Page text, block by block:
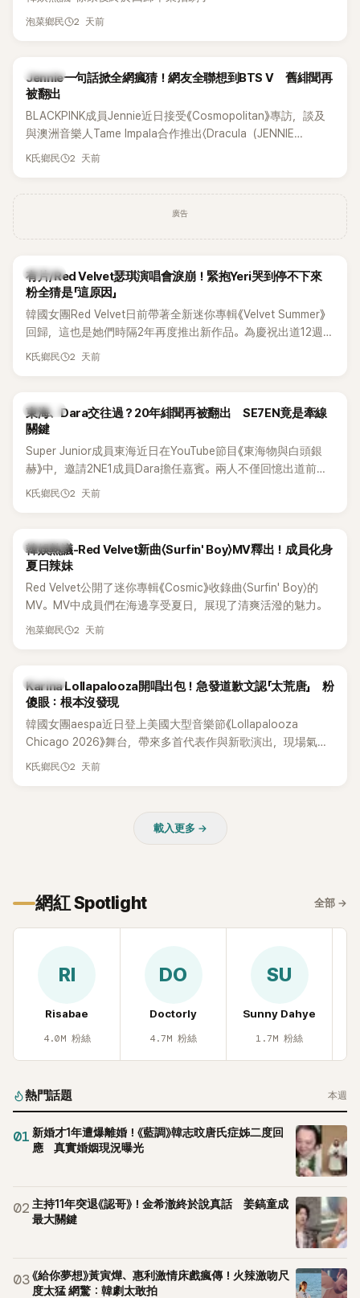
泡菜鄉民 2 天前
K-POP
Jennie一句話掀全網瘋猜！網友全聯想到BTS V 舊緋聞再
被翻出
BLACKPINK成員Jennie近日接受《Cosmopolitan》專訪，談及
與澳洲音樂人Tame Impala合作推出〈Dracula（JENNIE
Remix）〉的幕後故事，沒想到她一句關於「共同朋友」的回答，
K氏鄉民 2 天前
廣告
K-POP
有片/Red Velvet瑟琪演唱會淚崩！緊抱Yeri哭到停不下來
粉全猜是「這原因」
韓國女團Red Velvet日前帶著全新迷你專輯《Velvet Summer》
回歸，這也是她們時隔2年再度推出新作品。為慶祝出道12週
年，五位成員也一連舉辦三場粉絲演唱會，與粉絲共同回顧經
K氏鄉民 2 天前
K-POP
東海、Dara交往過？20年緋聞再被翻出 SE7EN竟是牽線
關鍵
Super Junior成員東海近日在YouTube節目《東海物與白頭銀
赫》中，邀請2NE1成員Dara擔任嘉賓。兩人不僅回憶出道前的
青澀往事，也首度聊起當年鬧得沸沸揚揚的緋聞，讓東海忍不
K氏鄉民 2 天前
熱議討論
韓娛熱議-Red Velvet新曲〈Surfin' Boy〉MV釋出！成員化身
夏日辣妹
Red Velvet公開了迷你專輯《Cosmic》收錄曲〈Surfin' Boy〉的
MV。MV中成員們在海邊享受夏日，展現了清爽活潑的魅力。
泡菜鄉民 2 天前
K-POP
Karina Lollapalooza開唱出包！急發道歉文認「太荒唐」 粉
傻眼：根本沒發現
韓國女團aespa近日登上美國大型音樂節《Lollapalooza
Chicago 2026》舞台，帶來多首代表作與新歌演出，現場氣氛
嗨翻。不過，成員Karina卻在演出後主動坦承，自己因為太緊
K氏鄉民 2 天前
載入更多 →
網紅 Spotlight 全部 →
RI
Risabae
4.0M 粉絲
DO
Doctorly
4.7M 粉絲
SU
Sunny Dahye
1.7M 粉絲
熱門話題 本週
01 新婚才1年遭爆離婚！《藍調》韓志旼唐氏症姊二度回
應 真實婚姻現況曝光
02 主持11年突退《認哥》！金希澈終於說真話 姜鎬童成
最大關鍵
03《給你夢想》黃寅燁、惠利激情床戲瘋傳！火辣激吻尺
度太猛 網驚：韓劇太敢拍